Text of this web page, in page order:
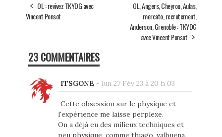
OL : revivez TKYDG avec
Vincent Ponsot
OL, Angers, Cheyrou, Aulas,
mercato, recrutement,
Anderson, Grenoble : TKYDG
avec Vincent Ponsot
23 COMMENTAIRES
ITSGONE - lun 27 Fév 23 à 20 h 03
Cette obsession sur le physique et
l'expérience me laisse perplexe.
On a déjà eu des milieux techniques et
peu physique, comme thiago, valbuena,